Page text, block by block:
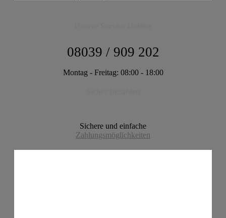
08039 / 909 202
Montag - Freitag: 08:00 - 18:00
Sichere und einfache
Zahlungsmöglichkeiten